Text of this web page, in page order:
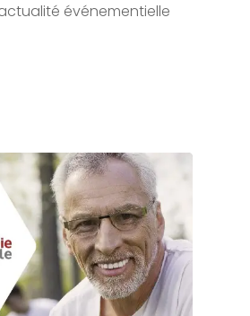
événementielle